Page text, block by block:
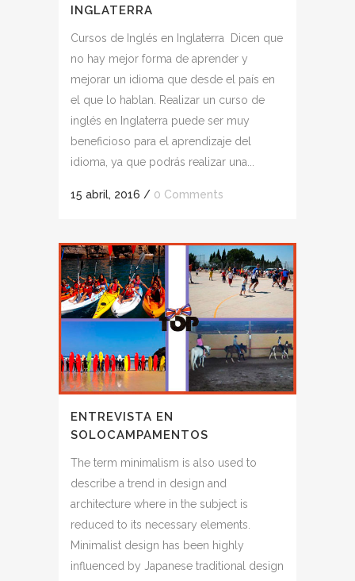
INGLATERRA
Cursos de Inglés en Inglaterra Dicen que
no hay mejor forma de aprender y
mejorar un idioma que desde el país en
el que lo hablan. Realizar un curso de
inglés en Inglaterra puede ser muy
beneficioso para el aprendizaje del
idioma, ya que podrás realizar una...
15 abril, 2016 / 0 Comments
ENTREVISTA EN
SOLOCAMPAMENTOS
The term minimalism is also used to
describe a trend in design and
architecture where in the subject is
reduced to its necessary elements.
Minimalist design has been highly
influenced by Japanese traditional design